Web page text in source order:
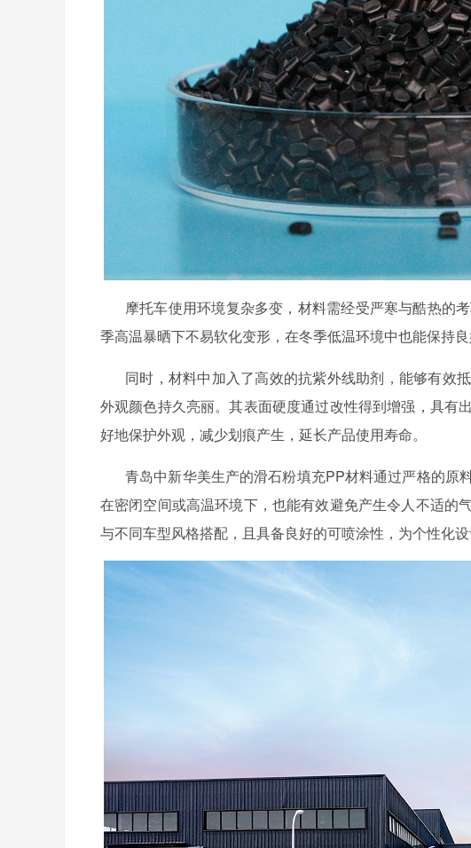
摩托车使用环境复杂多变，材料需经受严寒与酷热的
季高温暴晒下不易软化变形，在冬季低温环境中也能保持
同时，材料中加入了高效的抗紫外线助剂，能够有效
外观颜色持久亮丽。其表面硬度通过改性得到增强，具有
好地保护外观，减少划痕产生，延长产品使用寿命。
青岛中新华美生产的滑石粉填充PP材料通过严格的原
在密闭空间或高温环境下，也能有效避免产生令人不适的
与不同车型风格搭配，且具备良好的可喷涂性，为个性化设